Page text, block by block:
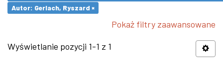
Autor: Gerlach, Ryszard ×
Pokaż filtry zaawansowane
Wyświetlanie pozycji 1-1 z 1